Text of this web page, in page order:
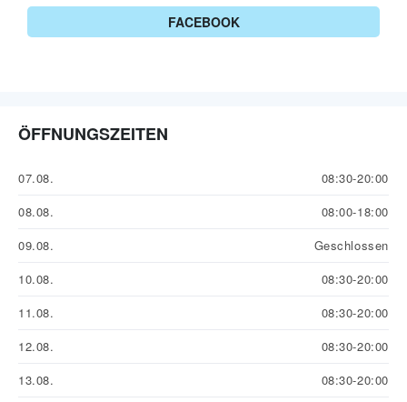
FACEBOOK
ÖFFNUNGSZEITEN
07.08.
08:30-20:00
08.08.
08:00-18:00
09.08.
Geschlossen
10.08.
08:30-20:00
11.08.
08:30-20:00
12.08.
08:30-20:00
13.08.
08:30-20:00